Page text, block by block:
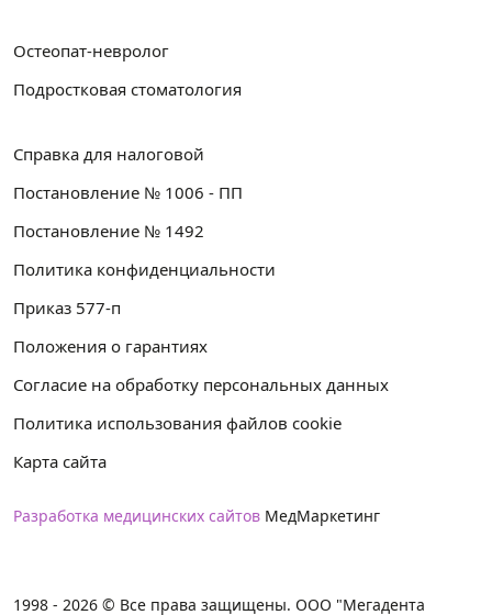
Остеопат-невролог
Подростковая стоматология
Справка для налоговой
Постановление № 1006 - ПП
Постановление № 1492
Политика конфиденциальности
Приказ 577-п
Положения о гарантиях
Согласие на обработку персональных данных
Политика использования файлов cookie
Карта сайта
Разработка медицинских сайтов МедМаркетинг
1998 - 2026 © Все права защищены. ООО "Мегадента